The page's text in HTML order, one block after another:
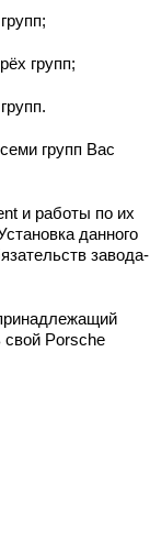
групп;
групп Вас
и работы по их
данного
завода-
Porsche